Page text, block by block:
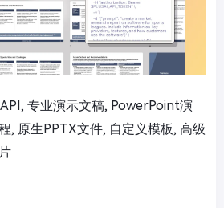
API, 专业演示文稿, PowerPoint演
, 原生PPTX文件, 自定义模板, 高级